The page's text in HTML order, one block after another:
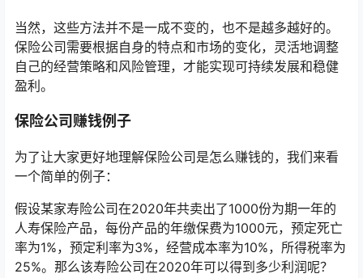
当然，这些方法并不是一成不变的，也不是越多越好的。
保险公司需要根据自身的特点和市场的变化，灵活地调整
自己的经营策略和风险管理，才能实现可持续发展和稳健
盈利。
保险公司赚钱例子
为了让大家更好地理解保险公司是怎么赚钱的，我们来看
一个简单的例子：
假设某家寿险公司在2020年共卖出了1000份为期一年的
人寿保险产品，每份产品的年缴保费为1000元，预定死亡
率为1%，预定利率为3%，经营成本率为10%，所得税率为
25%。那么该寿险公司在2020年可以得到多少利润呢？